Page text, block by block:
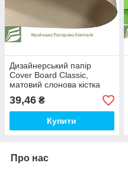
Дизайнерський папір
Сover Board Classic,
матовий слонова кістка
39,46 ₴
Купити
Про нас